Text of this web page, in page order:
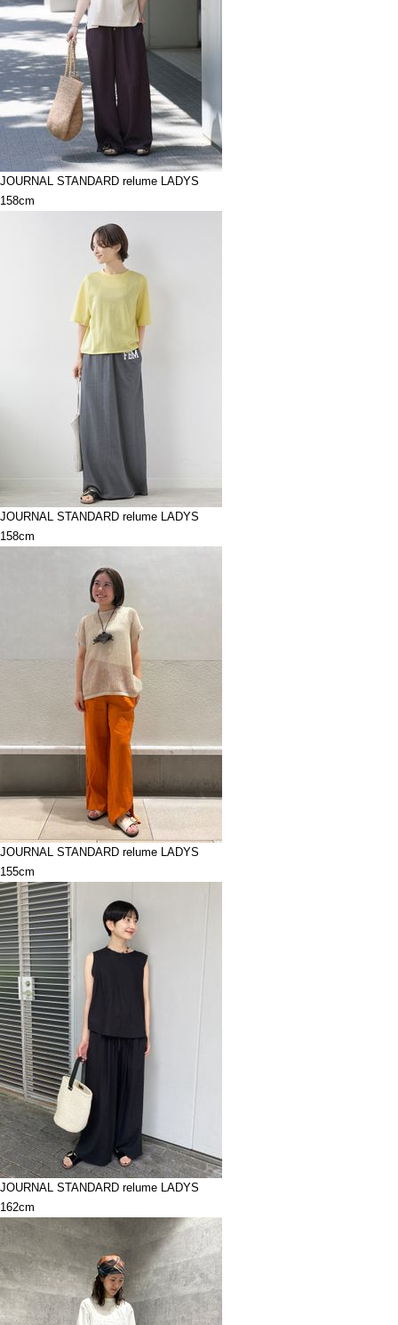
JOURNAL STANDARD relume LADYS
158cm
JOURNAL STANDARD relume LADYS
158cm
JOURNAL STANDARD relume LADYS
155cm
JOURNAL STANDARD relume LADYS
162cm